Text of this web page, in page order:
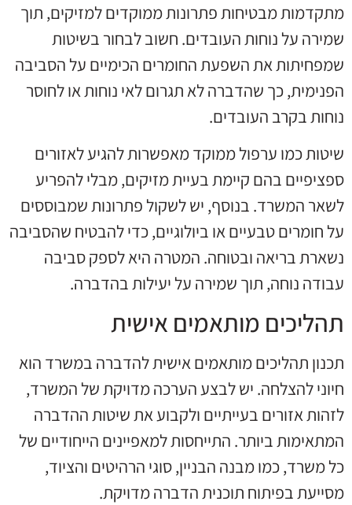
מתקדמות מבטיחות פתרונות ממוקדים למזיקים, תוך
שמירה על נוחות העובדים. חשוב לבחור בשיטות
שמפחיתות את השפעת החומרים הכימיים על הסביבה
הפנימית, כך שהדברה לא תגרום לאי נוחות או לחוסר
נוחות בקרב העובדים.
שיטות כמו ערפול ממוקד מאפשרות להגיע לאזורים
ספציפיים בהם קיימת בעיית מזיקים, מבלי להפריע
לשאר המשרד. בנוסף, יש לשקול פתרונות שמבוססים
על חומרים טבעיים או ביולוגיים, כדי להבטיח שהסביבה
נשארת בריאה ובטוחה. המטרה היא לספק סביבה
עבודה נוחה, תוך שמירה על יעילות בהדברה.
תהליכים מותאמים אישית
תכנון תהליכים מותאמים אישית להדברה במשרד הוא
חיוני להצלחה. יש לבצע הערכה מדויקת של המשרד,
לזהות אזורים בעייתיים ולקבוע את שיטות ההדברה
המתאימות ביותר. התייחסות למאפיינים הייחודיים של
כל משרד, כמו מבנה הבניין, סוגי הרהיטים והציוד,
מסייעת בפיתוח תוכנית הדברה מדויקת.